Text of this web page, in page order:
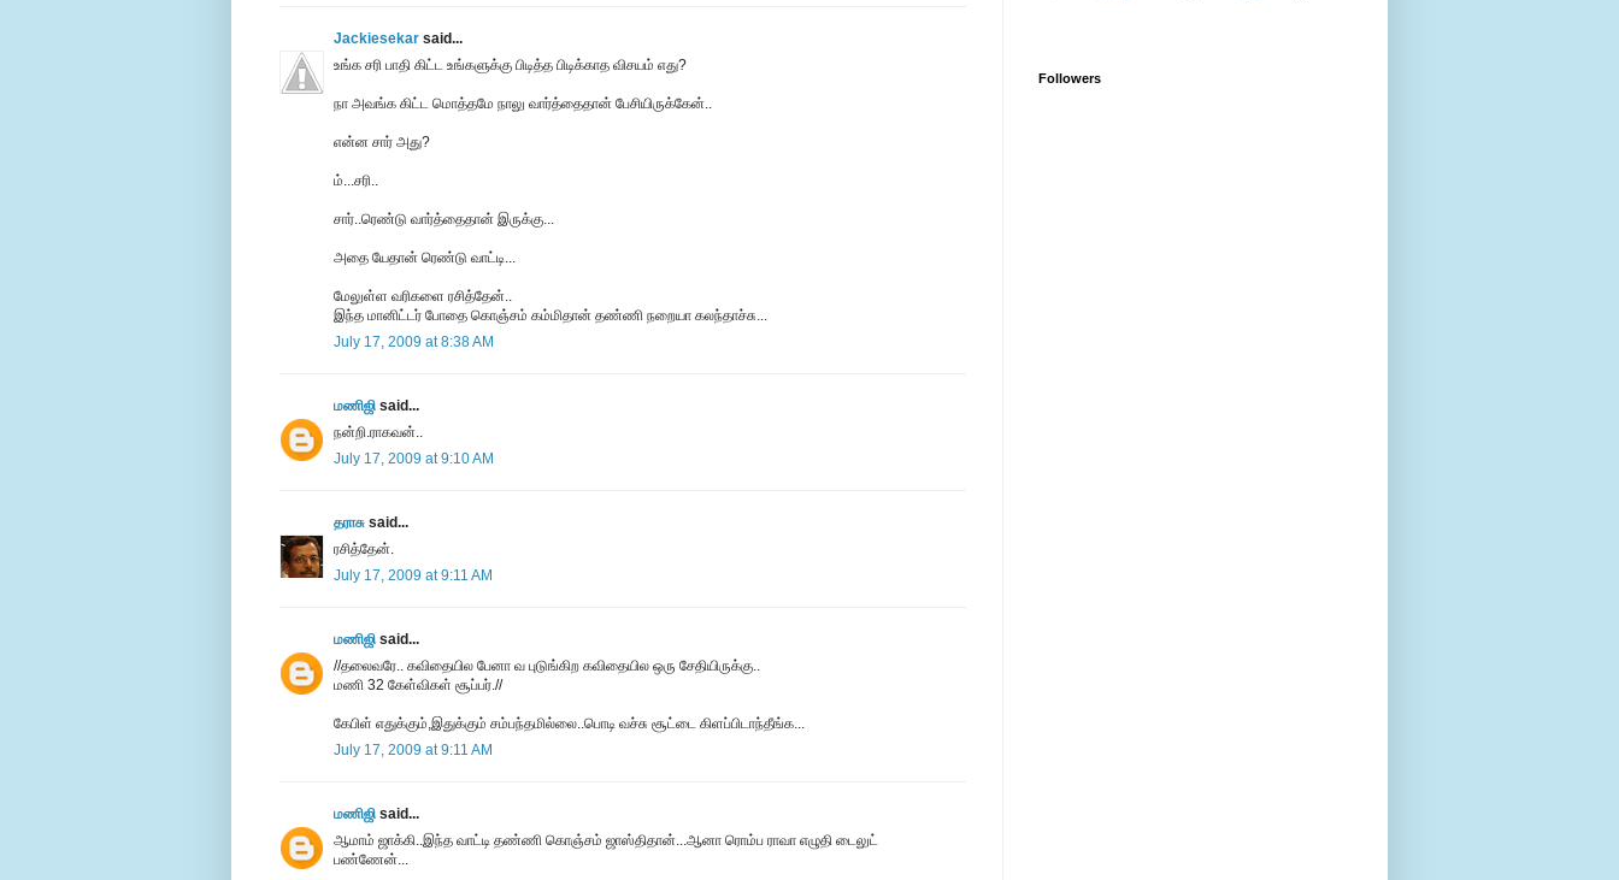
Jackiesekar said...
உங்க சரி பாதி கிட்ட உங்களுக்கு பிடித்த பிடிக்காத விசயம் எது?
நா அவங்க கிட்ட மொத்தமே நாலு வார்த்தைதான் பேசியிருக்கேன்..
என்ன சார் அது?
ம்...சரி..
சார்..ரெண்டு வார்த்தைதான் இருக்கு...
அதை யேதான் ரெண்டு வாட்டி...
மேலுள்ள வரிகளை ரசித்தேன்..
இந்த மானிட்டர் போதை கொஞ்சம் கம்மிதான் தண்ணி நறையா கலந்தாச்சு...
July 17, 2009 at 8:38 AM
மணிஜி said...
நன்றி.ராகவன்..
July 17, 2009 at 9:10 AM
தராசு said...
ரசித்தேன்.
July 17, 2009 at 9:11 AM
மணிஜி said...
//தலைவரே.. கவிதையில பேனா வ புடுங்கிற கவிதையில ஒரு சேதியிருக்கு..
மணி 32 கேள்விகள் சூப்பர்.//
கேபிள் எதுக்கும்,இதுக்கும் சம்பந்தமில்லை..பொடி வச்சு சூட்டை கிளப்பிடாந்தீங்க...
July 17, 2009 at 9:11 AM
மணிஜி said...
ஆமாம் ஜாக்கி..இந்த வாட்டி தண்ணி கொஞ்சம் ஜாஸ்திதான்...ஆனா ரொம்ப ராவா எழுதி டைலுட்
பண்ணேன்...
Followers